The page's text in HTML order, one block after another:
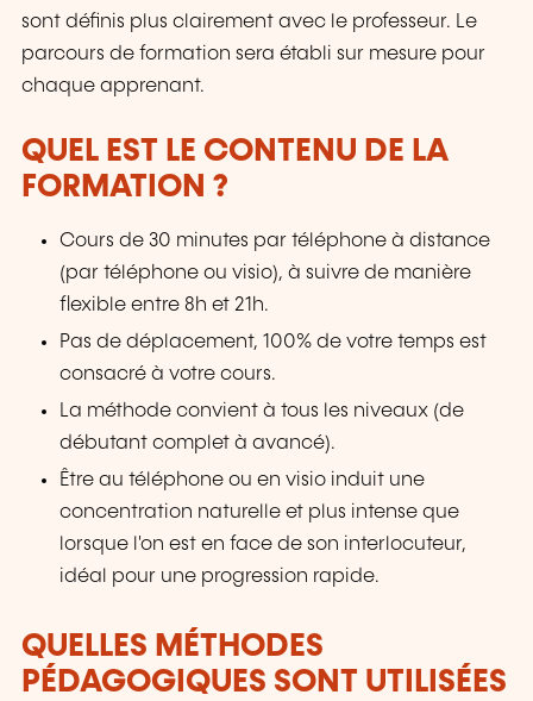
sont définis plus clairement avec le professeur. Le
parcours de formation sera établi sur mesure pour
chaque apprenant.
QUEL EST LE CONTENU DE LA
FORMATION ?
Cours de 30 minutes par téléphone à distance
(par téléphone ou visio), à suivre de manière
flexible entre 8h et 21h.
Pas de déplacement, 100% de votre temps est
consacré à votre cours.
La méthode convient à tous les niveaux (de
débutant complet à avancé).
Être au téléphone ou en visio induit une
concentration naturelle et plus intense que
lorsque l'on est en face de son interlocuteur,
idéal pour une progression rapide.
QUELLES MÉTHODES
PÉDAGOGIQUES SONT UTILISÉES